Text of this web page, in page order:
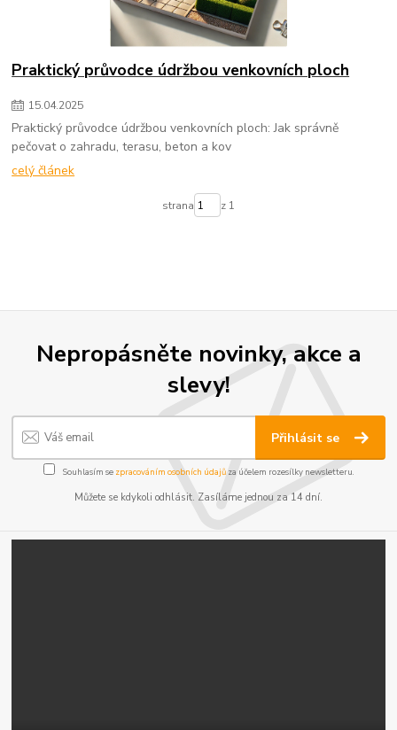
Praktický průvodce údržbou venkovních ploch
15.04.2025
Praktický průvodce údržbou venkovních ploch: Jak správně
pečovat o zahradu, terasu, beton a kov
celý článek
strana z 1
Nepropásněte novinky, akce a
slevy!
Přihlásit se
Souhlasím se zpracováním osobních údajůza účelem rozesílky newsletteru.
Můžete se kdykoli odhlásit. Zasíláme jednou za 14 dní.